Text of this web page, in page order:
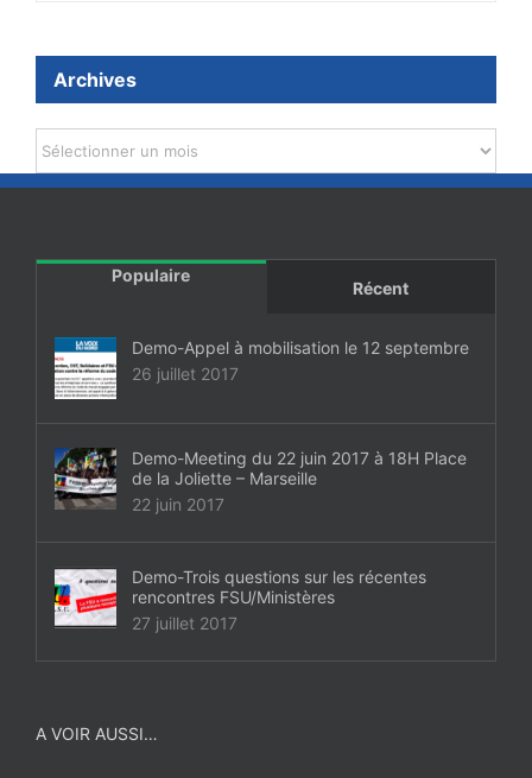
Archives
Archives
Populaire
Récent
Demo-Appel à mobilisation le 12 septembre
26 juillet 2017
Demo-Meeting du 22 juin 2017 à 18H Place
de la Joliette – Marseille
22 juin 2017
Demo-Trois questions sur les récentes
rencontres FSU/Ministères
27 juillet 2017
A VOIR AUSSI…